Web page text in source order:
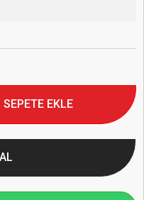
SEPETE EKLE